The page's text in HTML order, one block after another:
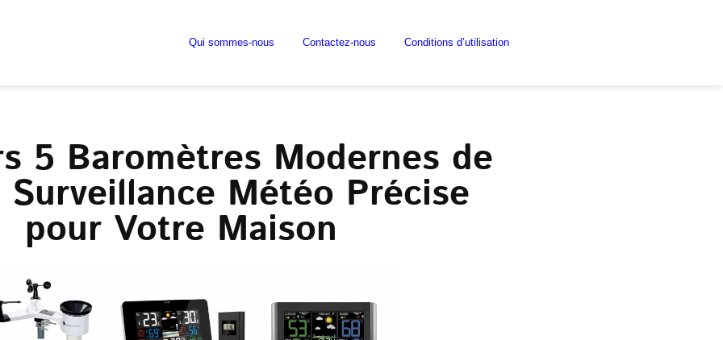
Qui sommes-nous Contactez-nous Conditions d’utilisation
5 Baromètres Modernes de
Météo Précise
pour Votre Maison